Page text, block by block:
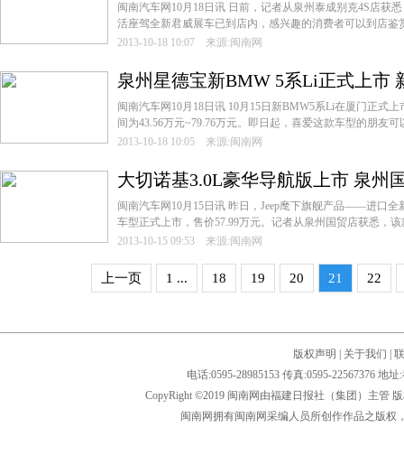
闽南汽车网10月18日讯 日前，记者从泉州泰成别克4S店获
活座驾全新君威展车已到店内，感兴趣的消费者可以到店鉴
2013-10-18 10:07 来源:闽南网
泉州星德宝新BMW 5系Li正式上市
闽南汽车网10月18日讯 10月15日新BMW5系Li在厦门正式
间为43.56万元~79.76万元。即日起，喜爱这款车型的朋友可
2013-10-18 10:05 来源:闽南网
大切诺基3.0L豪华导航版上市 泉州
闽南汽车网10月15日讯 昨日，Jeep麾下旗舰产品——进口全
车型正式上市，售价57.99万元。记者从泉州国贸店获悉，该
2013-10-15 09:53 来源:闽南网
上一页 1 ... 18 19 20 21 22
版权声明 关于我们
电话:0595-28985153 传真:0595-22567376 地
CopyRight ©2019 闽南网由福建日报社（集团）主管
闽南网拥有闽南网采编人员所创作作品之版